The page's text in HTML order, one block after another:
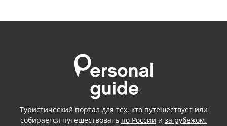
Туристический портал для тех, кто путешествует или
собирается путешествовать по России и за рубежом.